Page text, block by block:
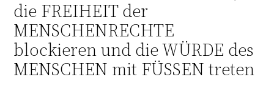
die FREIHEIT der
MENSCHENRECHTE
blockieren und die WÜRDE des
MENSCHEN mit FÜSSEN treten